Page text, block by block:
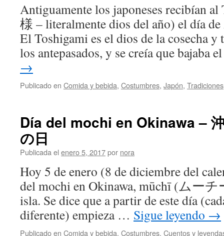
Antiguamente los japoneses recibían
様 – literalmente dios del año) el día
El Toshigami es el dios de la cosecha y
los antepasados, y se creía que bajaba
→
Publicado en Comida y bebida, Costumbres, Japón, Tradiciones
Día del mochi en Okinawa –
の日
Publicada el enero 5, 2017por nora
Hoy 5 de enero (8 de diciembre del
del mochi en Okinawa, mūchī (ムーチ
isla. Se dice que a partir de este día
diferente) empieza … Sigue leyendo →
Publicado en Comida y bebida, Costumbres, Cuentos y